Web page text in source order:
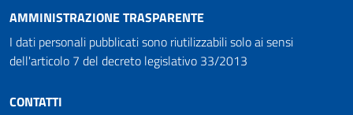
AMMINISTRAZIONE TRASPARENTE
I dati personali pubblicati sono riutilizzabili solo ai sensi
dell'articolo 7 del decreto legislativo 33/2013
CONTATTI